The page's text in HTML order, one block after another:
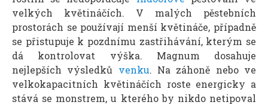
velkých květináčích. V malých pěstebních
prostorách se používají menší květináče, případně
se přistupuje k pozdnímu zastřihávání, kterým se
dá kontrolovat výška. Magnum dosahuje
nejlepších výsledků venku. Na záhoně nebo ve
velkokapacitních květináčích roste energicky a
stává se monstrem, u kterého by nikdo netipoval